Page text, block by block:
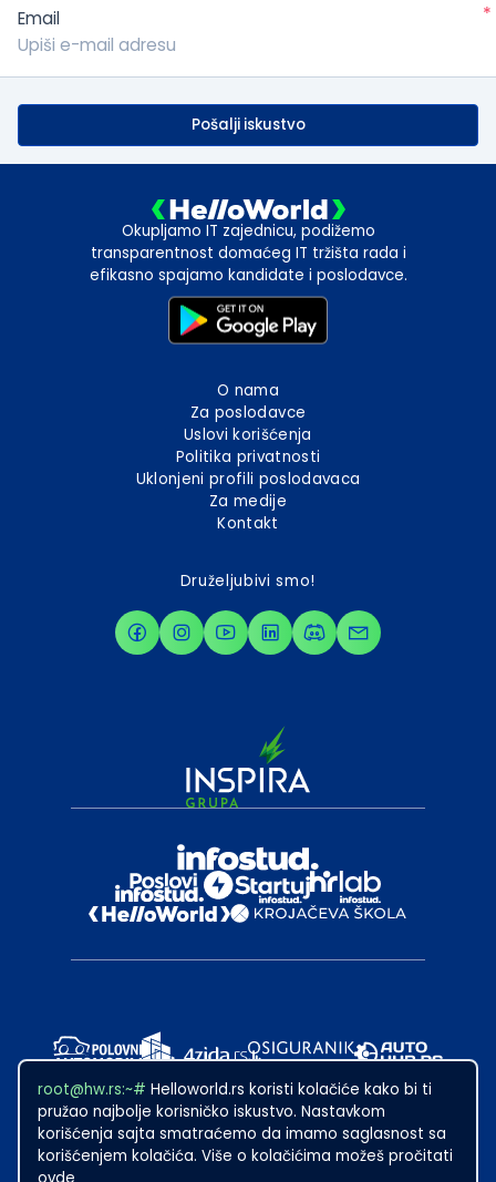
Email *
Pošalji iskustvo
root@hw.rs:~# Helloworld.rs koristi kolačiće kako bi ti
pružao najbolje korisničko iskustvo. Nastavkom
korišćenja sajta smatraćemo da imamo saglasnost sa
korišćenjem kolačića. Više o kolačićima možeš pročitati
Okupljamo IT zajednicu, podižemo
transparentnost domaćeg IT tržišta rada i
efikasno spajamo kandidate i poslodavce.
O nama
Za poslodavce
Uslovi korišćenja
Politika privatnosti
Uklonjeni profili poslodavaca
Za medije
Kontakt
Druželjubivi smo!